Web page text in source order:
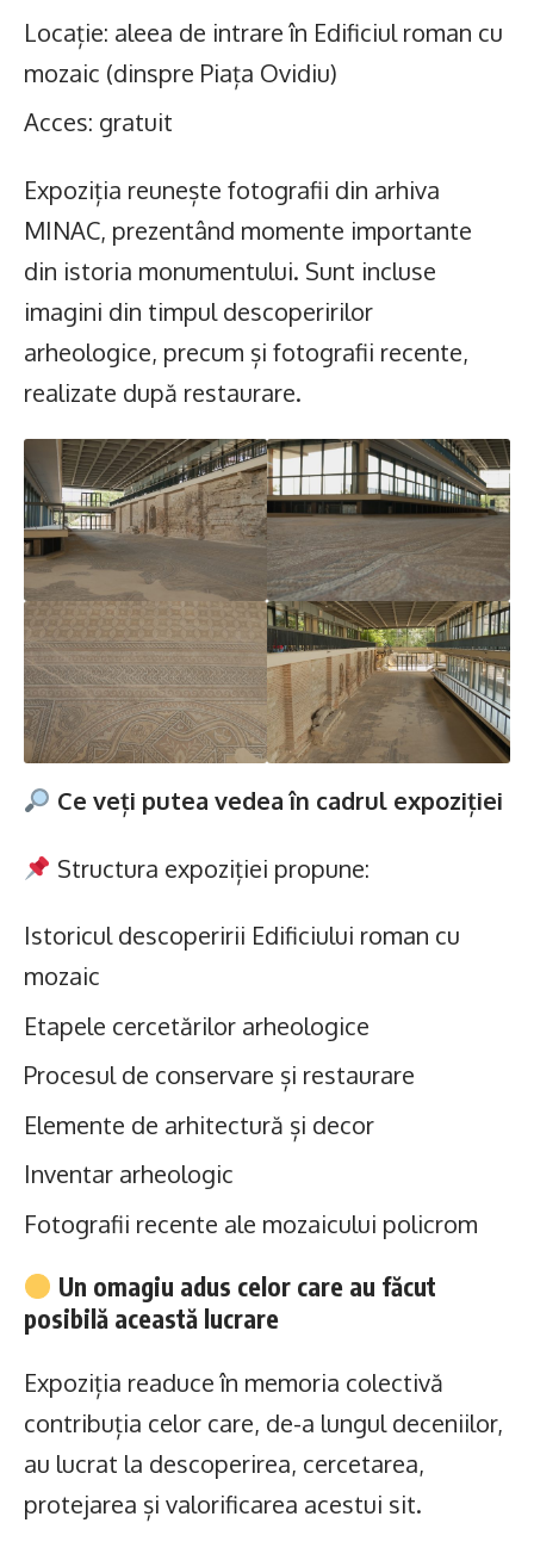
Locație: aleea de intrare în Edificiul roman cu
mozaic (dinspre Piața Ovidiu)
Acces: gratuit
Expoziția reunește fotografii din arhiva
MINAC, prezentând momente importante
din istoria monumentului. Sunt incluse
imagini din timpul descoperirilor
arheologice, precum și fotografii recente,
realizate după restaurare.
Ce veți putea vedea în cadrul expoziției
Structura expoziției propune:
Istoricul descoperirii Edificiului roman cu
mozaic
Etapele cercetărilor arheologice
Procesul de conservare și restaurare
Elemente de arhitectură și decor
Inventar arheologic
Fotografii recente ale mozaicului policrom
Un omagiu adus celor care au făcut
posibilă această lucrare
Expoziția readuce în memoria colectivă
contribuția celor care, de-a lungul deceniilor,
au lucrat la descoperirea, cercetarea,
protejarea și valorificarea acestui sit.